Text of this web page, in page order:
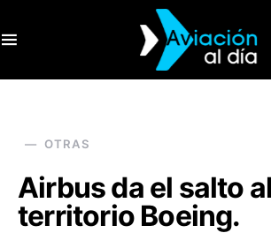
OTRAS
Airbus da el salto al
territorio Boeing.